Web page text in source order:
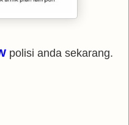
polisi anda sekarang.